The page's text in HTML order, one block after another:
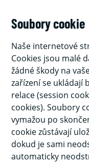
Soubory cookie
Naše internetové
Cookies jsou malé
žádné škody na
zařízení se ukládají
relace (session
cookies). Soubory
vymažou po
cookie zůstávají
dokud je sami
automaticky